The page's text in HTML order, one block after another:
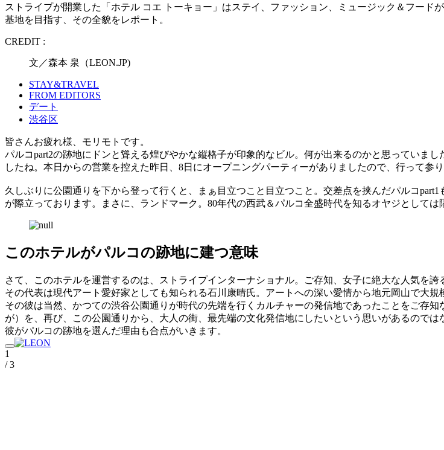
ストライプが開業した「ホテル コエ トーキョー」はステイ、ファッション、ミュージック＆フー
基地を目指す、その全貌をレポート。
CREDIT :
文／森本 泉（LEON.JP)
STAY&TRAVEL
FROM EDITORS
デート
渋谷区
皆さんお疲れ様、モリモトです。
パルコpart2の跡地にドンと聳える煌びやかな縦格子が印象的なビル。何が出来るのかと思っていま
したね。本日からの営業を控えた昨日、8日にオープニングパーティーがありましたので、行って参り
久しぶりに公園通りを下から登って行くと、まぁ目立つこと目立つこと。交差点を挟んだパルコ
が際立っております。まさに、ランドマーク。80年代の西武＆パルコ全盛時代を知るオヤジとしては
このホテルがパルコの跡地に建つ意味
さて、このホテルを運営するのは、ストライプインターナショナル。ご存知、女子に絶大な人気を
その代表は現代アート愛好家としても知られる石川康晴氏。アートへの深い愛情から地元岡山で大
その彼は当然、かつての渋谷公園通りが時代の先端を行くカルチャーの発信地であったことをご存
が）を、再び、この公園通りから、大人の街、最先端の文化発信地にしたいという思いがあるので
彼がパルコの跡地を選んだ理由も合点がいきます。
1
/ 3